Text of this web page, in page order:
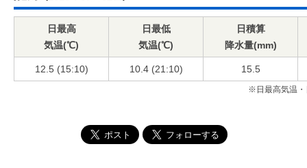
日最高
気温(℃)
日最低
気温(℃)
日積算
降水量(mm)
12.5 (15:10) 10.4 (21:10) 15.5
※日最高気温・